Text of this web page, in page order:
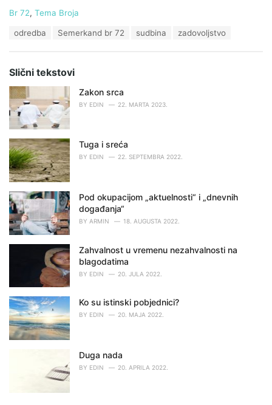
C
o
r
i
e
s
:
Br 72, Tema Broja
:
odredba Semerkand br 72 sudbina zadovoljstvo
Slični tekstovi
Zakon srca
BY EDIN 22. MARTA 2023.
Tuga i sreća
BY EDIN 22. SEPTEMBRA 2022.
Pod okupacijom „aktuelnosti“ i „dnevnih
događanja“
BY ARMIN 18. AUGUSTA 2022.
Zahvalnost u vremenu nezahvalnosti na
blagodatima
BY EDIN 20. JULA 2022.
Ko su istinski pobjednici?
BY EDIN 20. MAJA 2022.
Duga nada
BY EDIN 20. APRILA 2022.